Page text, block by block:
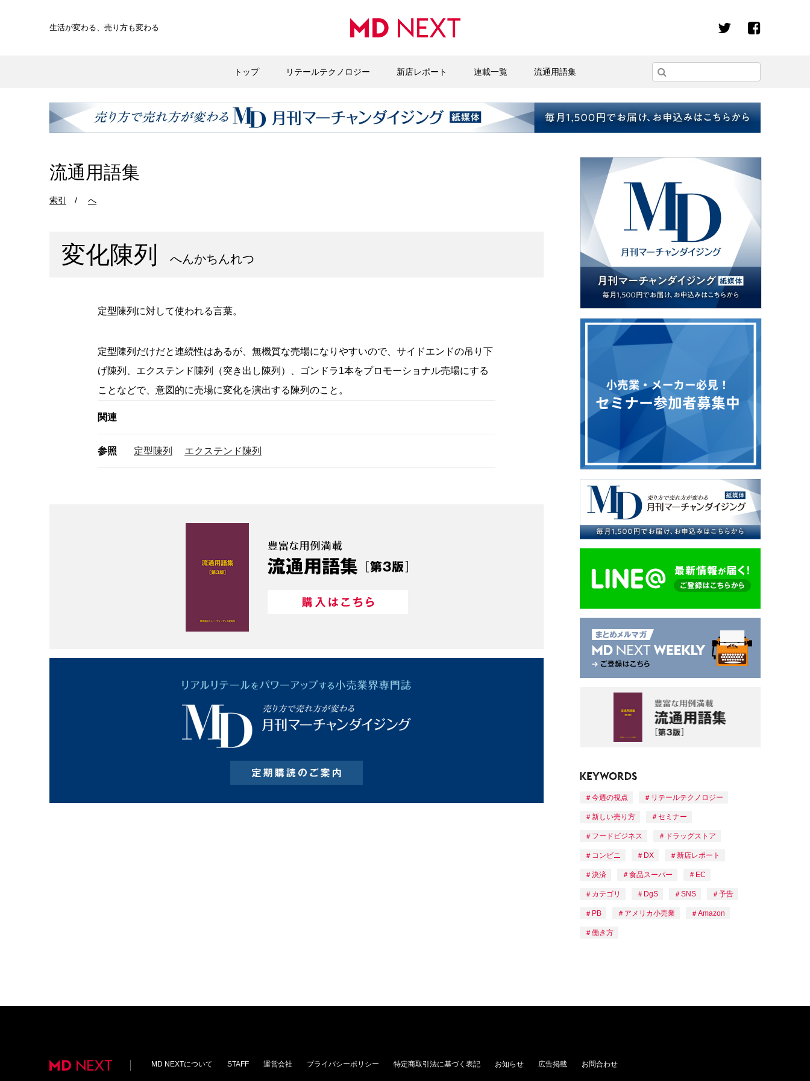
生活が変わる、 売り方も変わる
トップ リテールテクノロジー 新店レポート 連載一覧 流通用語集
流通用語集
索引 へ
変化陳列 へんかちんれつ
定型陳列に対して使われる言葉。
定型陳列だけだと連続性はあるが、無機質な売場になりやすいので、サイドエンドの吊り下
げ陳列、エクステンド陳列（突き出し陳列）、ゴンドラ1本をプロモーショナル売場にする
ことなどで、意図的に売場に変化を演出する陳列のこと。
関連
参照 定型陳列 エクステンド陳列
今週の視点 リテールテクノロジー
新しい売り方 セミナー
フードビジネス ドラッグストア
コンビニ DX 新店レポート
決済 食品スーパー EC
カテゴリ DgS SNS 予告
PB アメリカ小売業 Amazon
働き方
MD NEXTについて STAFF 運営会社 プライバシーポリシー 特定商取引法に基づく表記 お知らせ 広告掲載 お問合わせ